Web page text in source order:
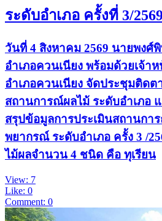
ระดับอำเภอ ครั้งที่ 3/
วันที่ 4 สิงหาคม 2569 นายพงศ์
อำเภอควนเนียง พร้อมด้วยเจ้า
อำเภอควนเนียง จัดประชุมติดต
สถานการณ์ผลไม้ ระดับอำเภอ แ
สรุปข้อมูลการประเมินสถานกา
พยากรณ์ ระดับอำเภอ ครั้ง 3 /
ไม้ผลจำนวน 4 ชนิด คือ ทุเรียน
View: 7
Like: 0
Comment: 0